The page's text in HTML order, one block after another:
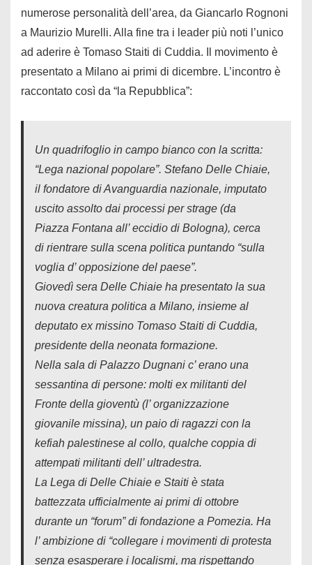
numerose personalità dell’area, da Giancarlo Rognoni
a Maurizio Murelli. Alla fine tra i leader più noti l’unico
ad aderire è Tomaso Staiti di Cuddia. Il movimento è
presentato a Milano ai primi di dicembre. L’incontro è
raccontato così da “la Repubblica”:
Un quadrifoglio in campo bianco con la scritta:
“Lega nazional popolare”. Stefano Delle Chiaie,
il fondatore di Avanguardia nazionale, imputato
uscito assolto dai processi per strage (da
Piazza Fontana all’ eccidio di Bologna), cerca
di rientrare sulla scena politica puntando “sulla
voglia d’ opposizione del paese”.
Giovedì sera Delle Chiaie ha presentato la sua
nuova creatura politica a Milano, insieme al
deputato ex missino Tomaso Staiti di Cuddia,
presidente della neonata formazione.
Nella sala di Palazzo Dugnani c’ erano una
sessantina di persone: molti ex militanti del
Fronte della gioventù (l’ organizzazione
giovanile missina), un paio di ragazzi con la
kefiah palestinese al collo, qualche coppia di
attempati militanti dell’ ultradestra.
La Lega di Delle Chiaie e Staiti è stata
battezzata ufficialmente ai primi di ottobre
durante un “forum” di fondazione a Pomezia. Ha
l’ ambizione di “collegare i movimenti di protesta
senza esasperare i localismi, ma rispettando